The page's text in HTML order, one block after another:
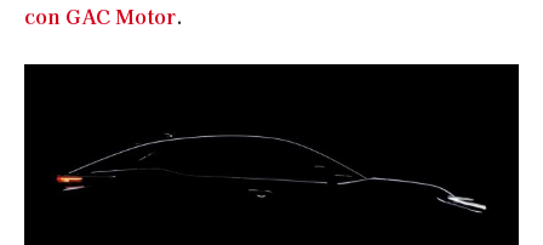
con GAC Motor.